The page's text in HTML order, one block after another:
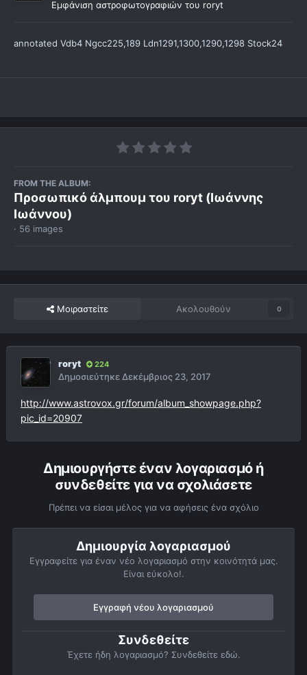
Εμφάνιση αστροφωτογραφιών του roryt
annotated Vdb4 Ngcc225,189 Ldn1291,1300,1290,1298 Stock24
FROM THE ALBUM:
Προσωπικό άλμπουμ του roryt (Ιωάννης
Ιωάννου)
· 56 images
Μοιραστείτε Ακολουθούν 0
roryt 224
ΔημοσιεύτηκεΔεκέμβριος 23, 2017
http://www.astrovox.gr/forum/album_showpage.php?
pic_id=20907
Δημιουργήστε έναν λογαριασμό ή
συνδεθείτε για να σχολιάσετε
Πρέπει να είσαι μέλος για να αφήσεις ένα σχόλιο
Δημιουργία λογαριασμού
Εγγραφείτε για έναν νέο λογαριασμό στην κοινότητά μας.
Είναι εύκολο!.
Εγγραφή νέου λογαριασμού
Συνδεθείτε
Έχετε ήδη λογαριασμό? Συνδεθείτε εδώ.